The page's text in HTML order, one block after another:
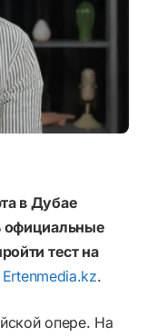
в Дубае
официальные
тест на
Ertenmedia.kz.
опере. На